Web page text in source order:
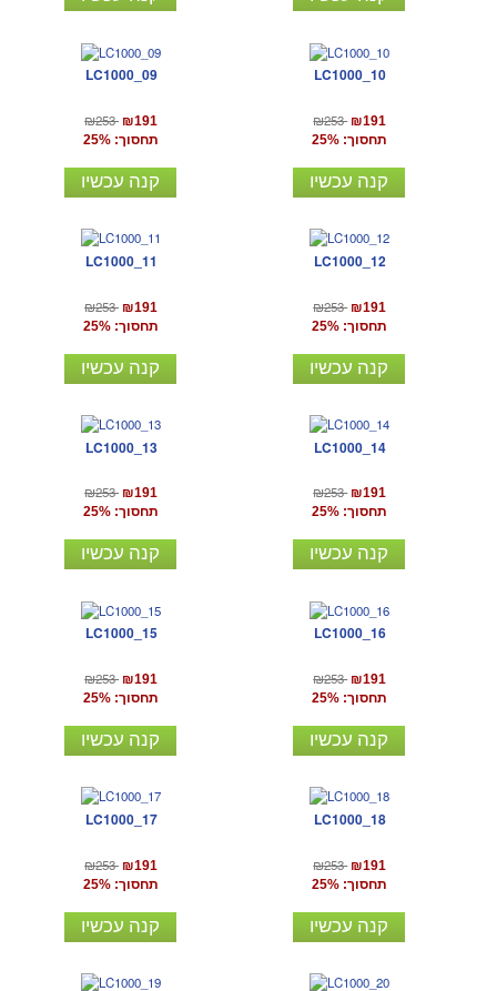
LC1000_09
₪253 ₪191
תחסוך: 25%
קנה עכשיו
LC1000_10
₪253 ₪191
תחסוך: 25%
קנה עכשיו
LC1000_11
₪253 ₪191
תחסוך: 25%
קנה עכשיו
LC1000_12
₪253 ₪191
תחסוך: 25%
קנה עכשיו
LC1000_13
₪253 ₪191
תחסוך: 25%
קנה עכשיו
LC1000_14
₪253 ₪191
תחסוך: 25%
קנה עכשיו
LC1000_15
₪253 ₪191
תחסוך: 25%
קנה עכשיו
LC1000_16
₪253 ₪191
תחסוך: 25%
קנה עכשיו
LC1000_17
₪253 ₪191
תחסוך: 25%
קנה עכשיו
LC1000_18
₪253 ₪191
תחסוך: 25%
קנה עכשיו